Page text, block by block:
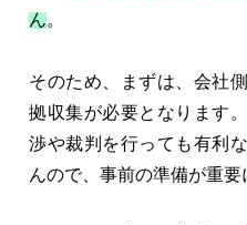
ん。
そのため、まずは、会社
拠収集が必要となります
渉や裁判を行っても有利
んので、事前の準備が重要